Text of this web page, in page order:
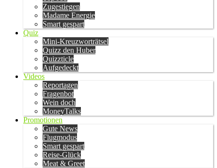
Zugestiegen
Madame Energie
Smart gespart
Quiz
Mini-Kreuzworträtsel
Quizz den Huber
Quizzticle
Aufgedeckt
Videos
Reportagen
Fragenbot
Wein doch
MoneyTalks
Promotionen
Gute News
Flugmodus
Smart gespart
Reise-Glück
Meat & Greet